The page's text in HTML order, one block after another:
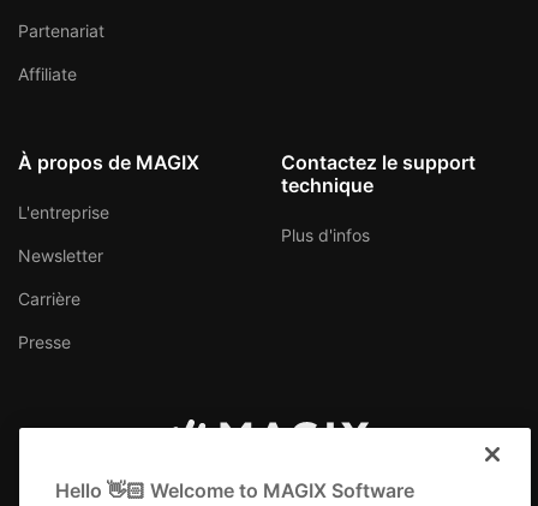
Partenariat
Affiliate
À propos de MAGIX
L'entreprise
Newsletter
Carrière
Presse
Contactez le support
technique
Plus d'infos
France
Hello 👋🏻 Welcome to MAGIX Software